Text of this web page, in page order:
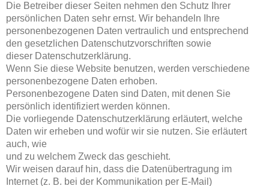
Die Betreiber dieser Seiten nehmen den Schutz Ihrer
persönlichen Daten sehr ernst. Wir behandeln Ihre
personenbezogenen Daten vertraulich und entsprechend
den gesetzlichen Datenschutzvorschriften sowie
dieser Datenschutzerklärung.
Wenn Sie diese Website benutzen, werden verschiedene
personenbezogene Daten erhoben.
Personenbezogene Daten sind Daten, mit denen Sie
persönlich identifiziert werden können.
Die vorliegende Datenschutzerklärung erläutert, welche
Daten wir erheben und wofür wir sie nutzen. Sie erläutert
auch, wie
und zu welchem Zweck das geschieht.
Wir weisen darauf hin, dass die Datenübertragung im
Internet (z. B. bei der Kommunikation per E-Mail)